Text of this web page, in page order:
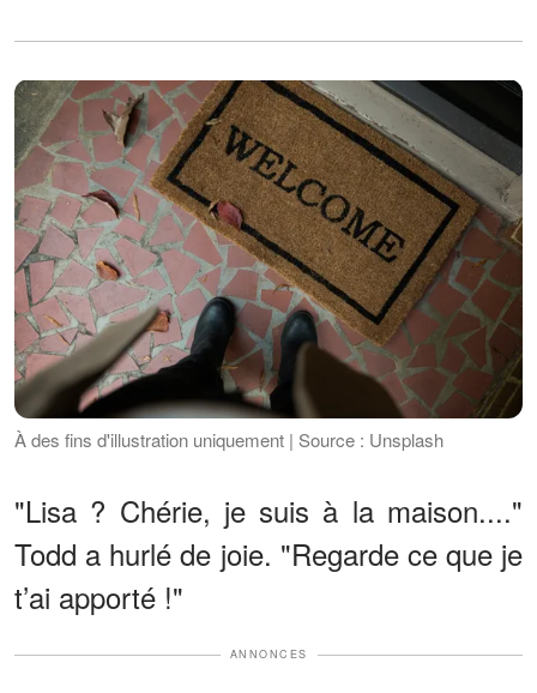
À des fins d'illustration uniquement | Source : Unsplash
"Lisa ? Chérie, je suis à la maison...."
Todd a hurlé de joie. "Regarde ce que je
t’ai apporté !"
ANNONCES